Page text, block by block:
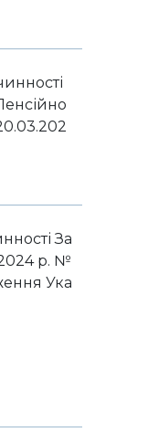
За
р. №
Ука
«Про пр